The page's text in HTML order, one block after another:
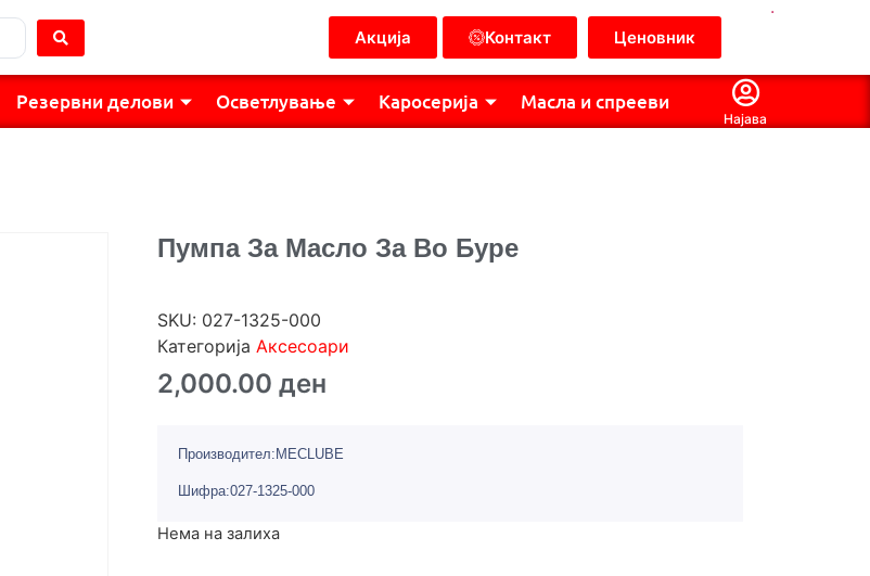
Акција Контакт Ценовник
.
Резервни делови Осветлување Каросерија Масла и спрееви
Најава
Пумпа За Масло За Во Буре
SKU: 027-1325-000
Категорија Аксесоари
2,000.00 ден
Производител:MECLUBE
Шифра:027-1325-000
Нема на залиха